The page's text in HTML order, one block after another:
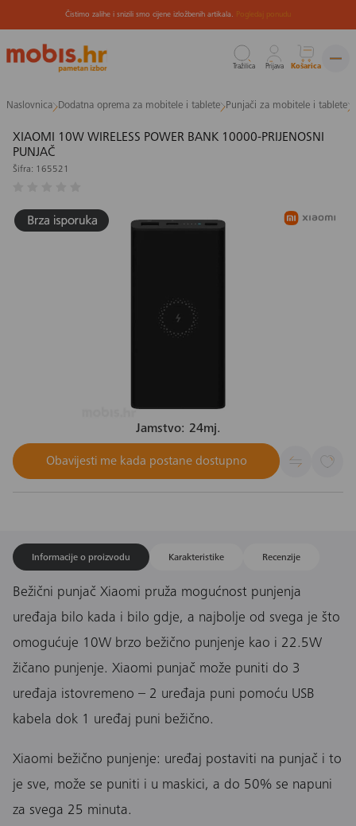
na
Čistimo zalihe i snizili smo cijene izložbenih artikala. Pogledaj ponudu
Tražilica Prijava Košarica
Naslovnica Dodatna oprema za mobitele i tablete Punjači za mobitele i tablete
XIAOMI 10W WIRELESS POWER BANK 10000-PRIJENOSNI
PUNJAČ
Šifra: 165521
Jamstvo: 24mj.
Obavijesti me kada postane dostupno
Informacije o proizvodu Karakteristike Recenzije
Bežični punjač Xiaomi pruža mogućnost punjenja
uređaja bilo kada i bilo gdje, a najbolje od svega je što
omogućuje 10W brzo bežično punjenje kao i 22.5W
žičano punjenje. Xiaomi punjač može puniti do 3
uređaja istovremeno – 2 uređaja puni pomoću USB
kabela dok 1 uređaj puni bežično.
Xiaomi bežično punjenje: uređaj postaviti na punjač i to
je sve, može se puniti i u maskici, a do 50% se napuni
za svega 25 minuta.